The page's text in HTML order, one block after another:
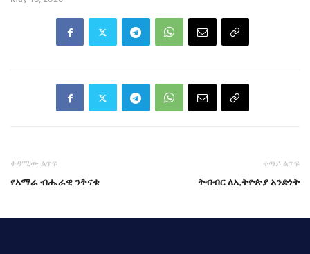
ቀዳሚው ልጥፍ
የአማራ ብሔራዊ ንቅናቄ
ቀጣይ ልጥፍ
ትብብር ለኢትዮጵያ አንድነት